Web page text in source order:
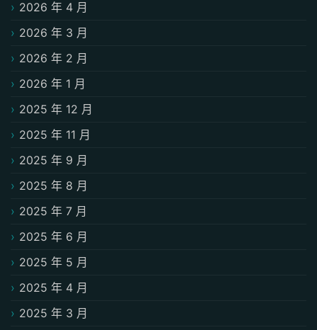
2026 年 4 月
2026 年 3 月
2026 年 2 月
2026 年 1 月
2025 年 12 月
2025 年 11 月
2025 年 9 月
2025 年 8 月
2025 年 7 月
2025 年 6 月
2025 年 5 月
2025 年 4 月
2025 年 3 月